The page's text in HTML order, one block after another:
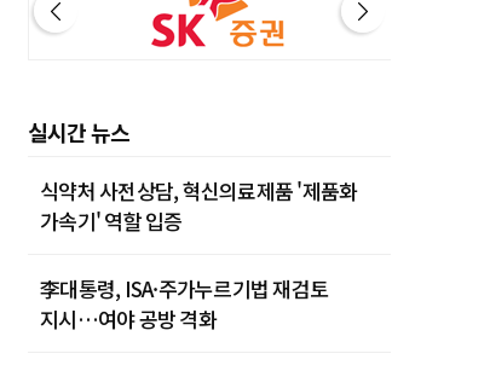
실시간 뉴스
식약처 사전상담, 혁신의료제품 '제품화
가속기' 역할 입증
李대통령, ISA·주가누르기법 재검토
지시…여야 공방 격화